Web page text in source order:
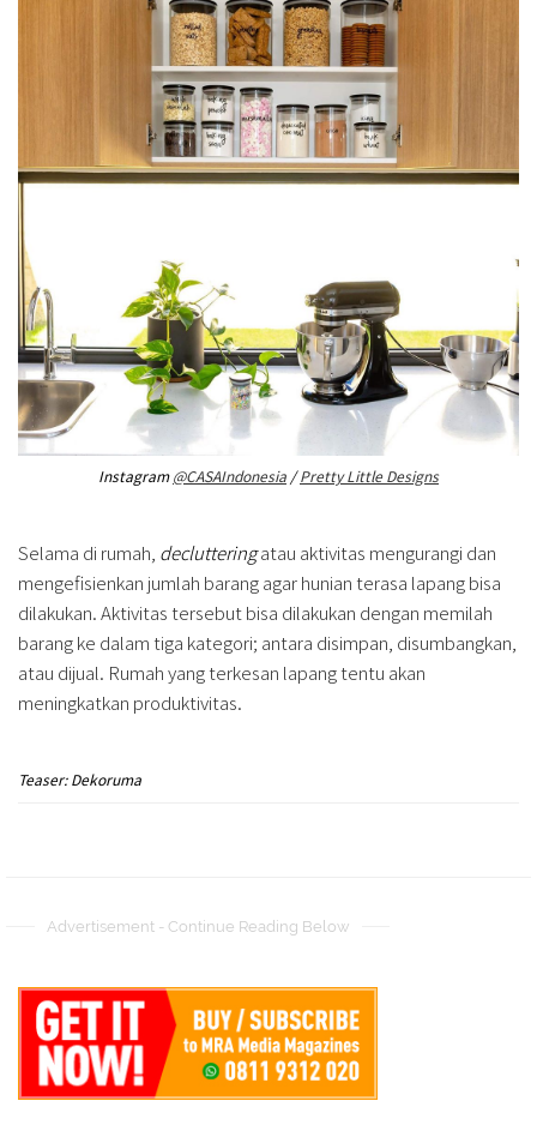
Instagram@CASAIndonesia /Pretty Little Designs
Selama di rumah, declutteringatau aktivitas mengurangi dan
mengefisienkan jumlah barang agar hunian terasa lapang bisa
dilakukan. Aktivitas tersebut bisa dilakukan dengan memilah
barang ke dalam tiga kategori; antara disimpan, disumbangkan,
atau dijual. Rumah yang terkesan lapang tentu akan
meningkatkan produktivitas.
Teaser: Dekoruma
Advertisement - Continue Reading Below